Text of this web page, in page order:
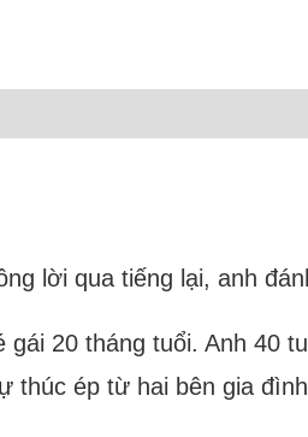
lời qua tiếng lại, anh
20 tháng tuổi. Anh 40
ép từ hai bên gia